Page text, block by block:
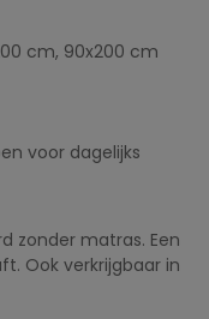
cm, 90x200 cm
voor dagelijks
zonder matras. Een
Ook verkrijgbaar in